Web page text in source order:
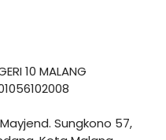
10 MALANG
Sungkono 57,